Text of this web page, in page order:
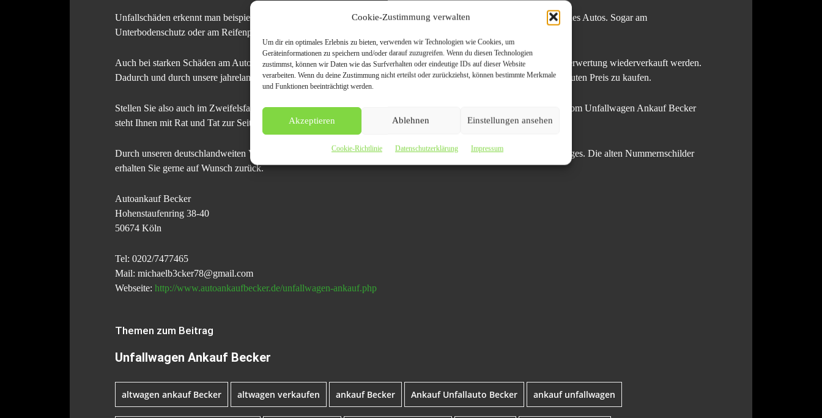
Cookie-Zustimmung verwalten
Um dir ein optimales Erlebnis zu bieten, verwenden wir Technologien wie Cookies, um
Geräteinformationen zu speichern und/oder darauf zuzugreifen. Wenn du diesen Technologien
zustimmst, können wir Daten wie das Surfverhalten oder eindeutige IDs auf dieser Website
verarbeiten. Wenn du deine Zustimmung nicht erteilst oder zurückziehst, können bestimmte Merkmale
und Funktionen beeinträchtigt werden.
Akzeptieren Ablehnen Einstellungen ansehen
Cookie-Richtlinie Datenschutzerklärung Impressum
Unfallschäden erkennt man beispielsweise an der Lackierung, hängenden Türen oder den sogenannten Spaltmaßen eines Autos. Sogar am
Unterbodenschutz oder am Reifenprofil können Profis einen Unfallschaden identifizieren.
Auch bei starken Schäden am Auto, wie z.B. einem Totalschaden, können viele Teile durch eine professionelle Autoverwertung wiederverkauft werden.
Dadurch und durch unsere jahrelange Erfahrung haben wir fast immer die Möglichkeit, Ihren Unfallwagen zu einem guten Preis zu kaufen.
Stellen Sie also auch im Zweifelsfall jederzeit gerne eine Ankaufsanfrage oder rufen Sie uns einfach an. Unser Team vom Unfallwagen Ankauf Becker
steht Ihnen mit Rat und Tat zur Seite.
Durch unseren deutschlandweiten Vor-Ort-Service kümmern wir uns um die Abholung und Abmeldung Ihres Fahrzeuges. Die alten Nummernschilder
erhalten Sie gerne auf Wunsch zurück.
Autoankauf Becker
Hohenstaufenring 38-40
50674 Köln
Tel: 0202/7477465
Mail: michaelb3cker78@gmail.com
Webseite: http://www.autoankaufbecker.de/unfallwagen-ankauf.php
Themen zum Beitrag
Unfallwagen Ankauf Becker
altwagen ankauf Becker altwagen verkaufen ankauf Becker Ankauf Unfallauto Becker ankauf unfallwagen